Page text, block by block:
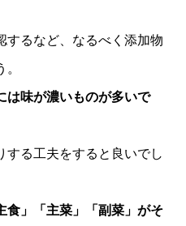
するなど、なるべく添加物
は味が濃いものが多いで
る工夫をすると良いでし
食」「主菜」「副菜」がそ